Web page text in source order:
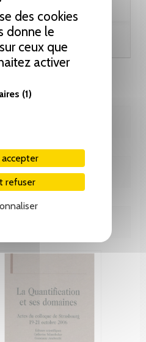
des cookies
donne le
ceux que
activer
(1)
refuser
au panier